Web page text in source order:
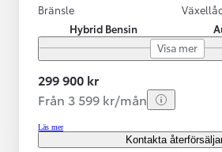
Bränsle
Hybrid Bensin
Visa mer
299 900 kr
Från 3 599 kr/mån
Läs mer
Kontakta